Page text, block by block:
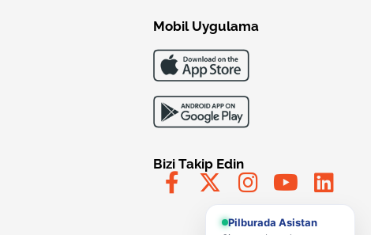
Mobil Uygulama
Bizi Takip Edin
Pilburada Asistan